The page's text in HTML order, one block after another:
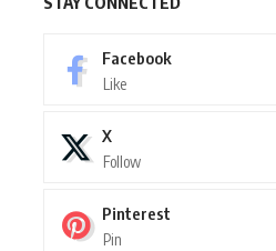
Facebook
Like
X
Follow
Pinterest
Pin